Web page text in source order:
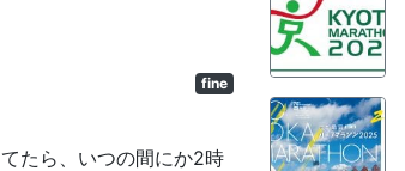
fine
たら、いつの間にか2時